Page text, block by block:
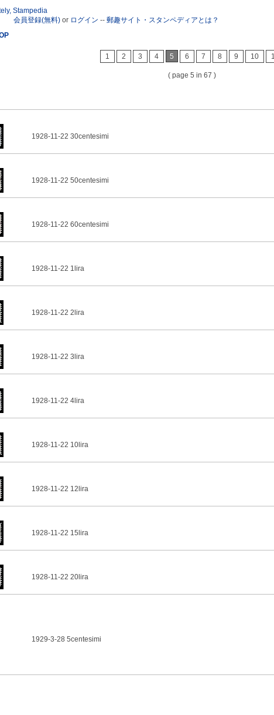
会員登録(無料) or ログイン -- 郵趣サイト・スタンペディアとは？
1 2 3 4 5 6 7 8 9 10
( page 5 in 67 )
1928-11-22 30centesimi
1928-11-22 50centesimi
1928-11-22 60centesimi
1928-11-22 1lira
1928-11-22 2lira
1928-11-22 3lira
1928-11-22 4lira
1928-11-22 10lira
1928-11-22 12lira
1928-11-22 15lira
1928-11-22 20lira
1929-3-28 5centesimi